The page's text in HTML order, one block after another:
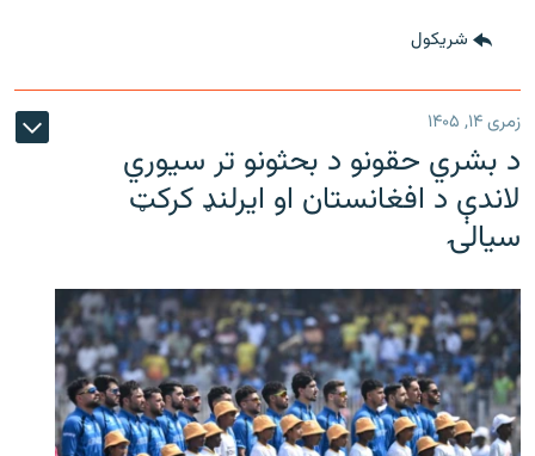
شريکول
زمری ۱۴, ۱۴۰۵
د بشري حقونو د بحثونو تر سیوري
لاندې د افغانستان او ایرلنډ کرکټ
سیالۍ